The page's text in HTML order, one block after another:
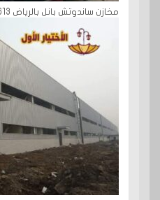
مخازن ساندوتش بانل بالرياض 0500559613 تركيب مخزن بانل